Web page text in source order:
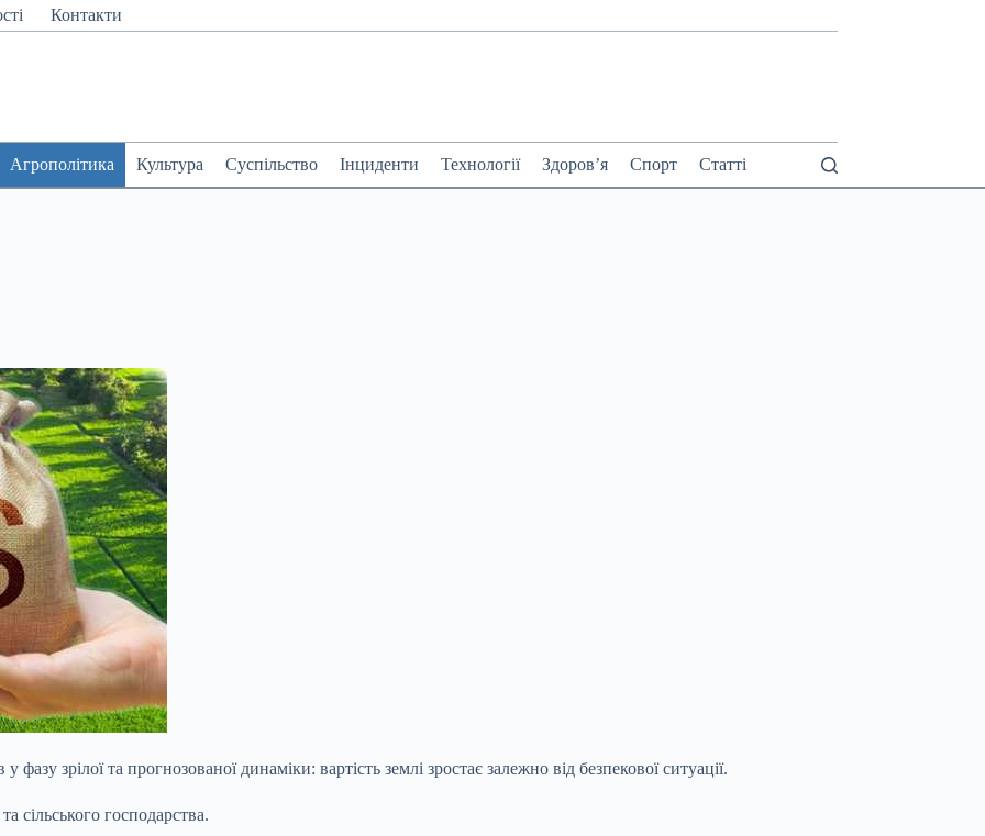
Контакти
Агрополітика Культура Суспільство Інциденти Технології Здоров’я Спорт Статті
зрілої та прогнозованої динаміки: вартість землі зростає залежно від безпекової ситуації.
та сільського господарства.